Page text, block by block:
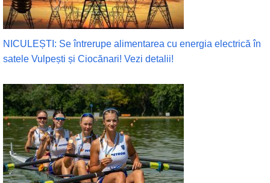
NICULEȘTI: Se întrerupe alimentarea cu energia electrică în
satele Vulpești și Ciocănari! Vezi detalii!